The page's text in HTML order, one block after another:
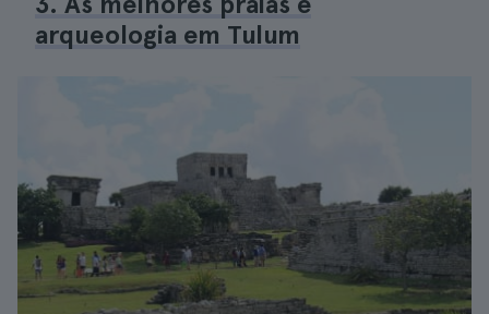
arqueologia em Tulum